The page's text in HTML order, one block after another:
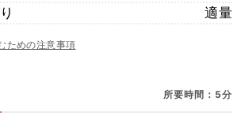
適量
ための注意事項
所要時間：5分